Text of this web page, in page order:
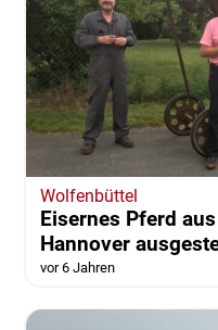
Wolfenbüttel
Eisernes Pferd
Hannover
vor 6 Jahren